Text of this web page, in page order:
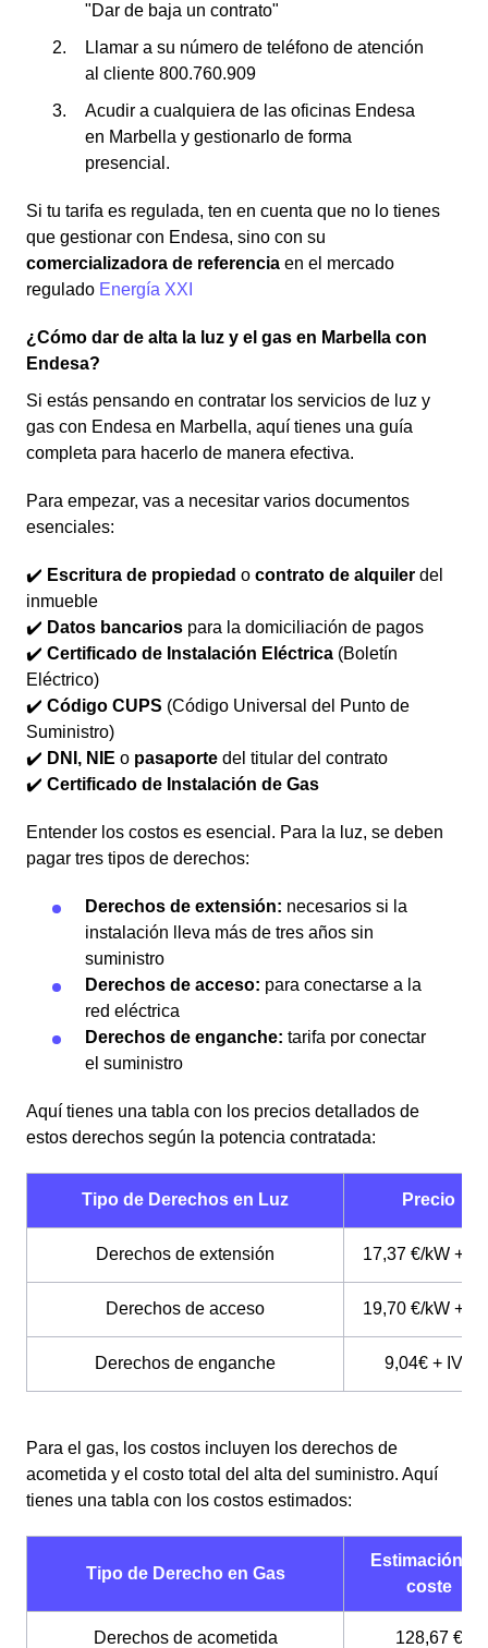
"Dar de baja un contrato"
Llamar a su número de teléfono de atención
al cliente 800.760.909
Acudir a cualquiera de las oficinas Endesa
en Marbella y gestionarlo de forma
presencial.
Si tu tarifa es regulada, ten en cuenta que no lo tienes
que gestionar con Endesa, sino con su
comercializadora de referencia en el mercado
regulado Energía XXI
¿Cómo dar de alta la luz y el gas en Marbella con
Endesa?
Si estás pensando en contratar los servicios de luz y
gas con Endesa en Marbella, aquí tienes una guía
completa para hacerlo de manera efectiva.
Para empezar, vas a necesitar varios documentos
esenciales:
✔️ Escritura de propiedad o contrato de alquiler del
inmueble
✔️ Datos bancarios para la domiciliación de pagos
✔️ Certificado de Instalación Eléctrica (Boletín
Eléctrico)
✔️ Código CUPS (Código Universal del Punto de
Suministro)
✔️ DNI, NIE o pasaporte del titular del contrato
✔️ Certificado de Instalación de Gas
Entender los costos es esencial. Para la luz, se deben
pagar tres tipos de derechos:
Derechos de extensión: necesarios si la
instalación lleva más de tres años sin
suministro
Derechos de acceso: para conectarse a la
red eléctrica
Derechos de enganche: tarifa por conectar
el suministro
Aquí tienes una tabla con los precios detallados de
estos derechos según la potencia contratada:
Tipo de Derechos en Luz Precio
Derechos de extensión 17,37 €/kW +
Derechos de acceso 19,70 €/kW +
Derechos de enganche 9,04€ + IVA
Para el gas, los costos incluyen los derechos de
acometida y el costo total del alta del suministro. Aquí
tienes una tabla con los costos estimados:
Tipo de Derecho en Gas
Estimación de
coste
Derechos de acometida 128,67 €